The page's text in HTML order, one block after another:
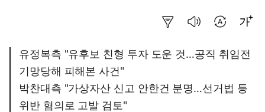
유정복측 "유후보 친형 투자 도운 것…공직 취임전
기망당해 피해본 사건"
박찬대측 "가상자산 신고 안한건 분명…선거법 등
위반 혐의로 고발 검토"